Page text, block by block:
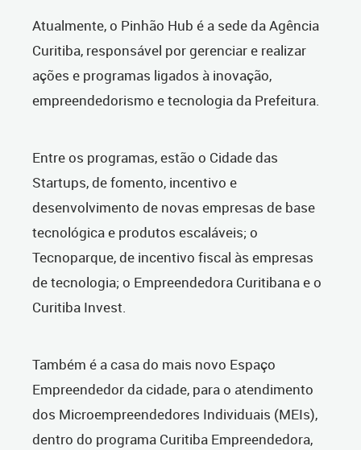
Atualmente, o Pinhão Hub é a sede da Agência
Curitiba, responsável por gerenciar e realizar
ações e programas ligados à inovação,
empreendedorismo e tecnologia da Prefeitura.
Entre os programas, estão o Cidade das
Startups, de fomento, incentivo e
desenvolvimento de novas empresas de base
tecnológica e produtos escaláveis; o
Tecnoparque, de incentivo fiscal às empresas
de tecnologia; o Empreendedora Curitibana e o
Curitiba Invest.
Também é a casa do mais novo Espaço
Empreendedor da cidade, para o atendimento
dos Microempreendedores Individuais (MEIs),
dentro do programa Curitiba Empreendedora,